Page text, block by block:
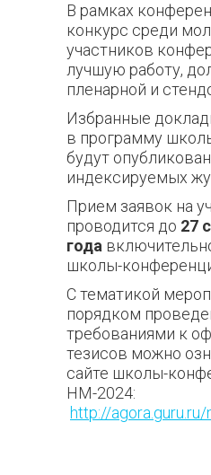
В рамках
конкурс среди
участников
лучшую работу,
пленарной и
Избранные
в программу
будут
индексируемых
Прием заявок на
проводится до 27
года
школы-
С тематикой
порядком
требованиями к
тезисов можно
сайте школы-
НМ-2024:
http://